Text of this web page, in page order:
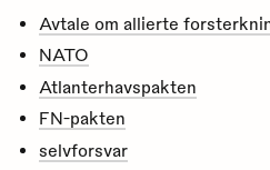
Avtale om allierte
NATO
Atlanterhavspakten
FN-pakten
selvforsvar